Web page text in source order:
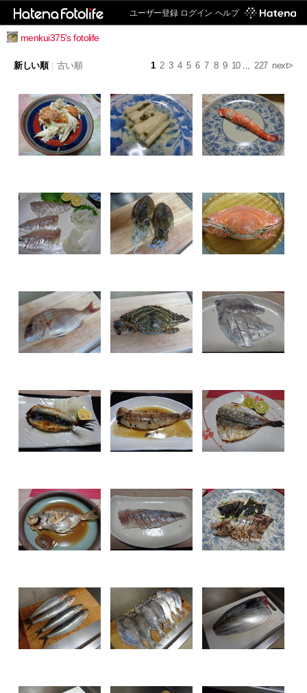
ユーザー登録 ログイン ヘルプ
menkui375's fotolife
1 2 3 4 5 6 7 8 9 10... 227 next>
新しい順 古い順